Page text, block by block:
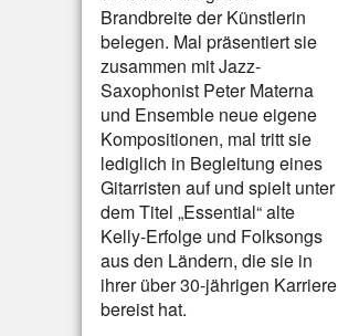
Brandbreite der Künstlerin
belegen. Mal präsentiert sie
zusammen mit Jazz-
Saxophonist Peter Materna
und Ensemble neue eigene
Kompositionen, mal tritt sie
lediglich in Begleitung eines
Gitarristen auf und spielt unter
dem Titel „Essential“ alte
Kelly-Erfolge und Folksongs
aus den Ländern, die sie in
ihrer über 30-jährigen Karriere
bereist hat.